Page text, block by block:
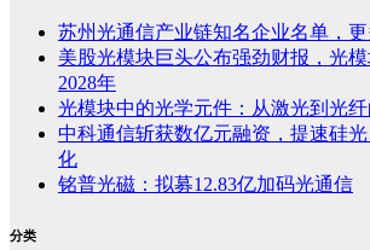
苏州光通信产业链知名企业名单，
美股光模块巨头公布强劲财报，光
2028年
光模块中的光学元件：从激光到光
中科通信斩获数亿元融资，提速硅
化
铭普光磁：拟募12.83亿加码光通信
分类